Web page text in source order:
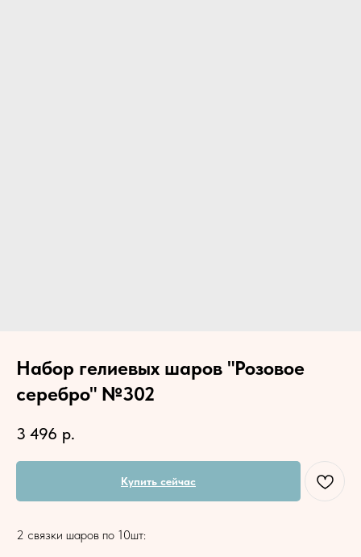
Набор гелиевых шаров "Розовое
серебро" №302
3 496 р.
Купить сейчас
2 связки шаров по 10шт: